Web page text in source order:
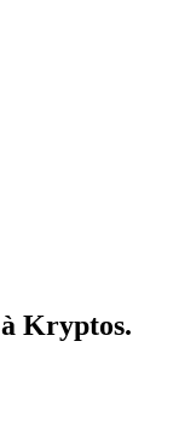
à Kryptos.